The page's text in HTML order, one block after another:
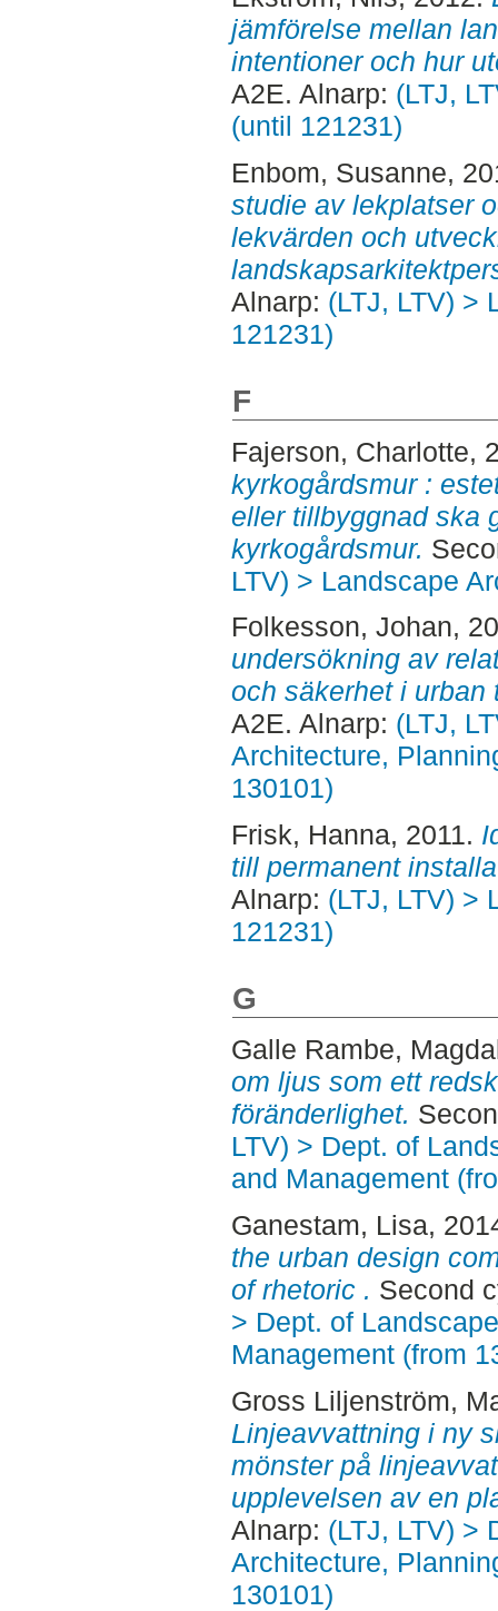
jämförelse mellan
intentioner och hur
A2E. Alnarp: (LTJ,
(until 121231)
Enbom, Susanne,
studie av lekplatser
lekvärden och
Alnarp: (LTJ, LTV) >
121231)
F
Fajerson, Charlotte,
kyrkogårdsmur :
eller tillbyggnad ska
kyrkogårdsmur.
LTV) > Landscape
Folkesson, Johan,
undersökning av
och säkerhet i urban
A2E. Alnarp: (LTJ,
Architecture,
130101)
Frisk, Hanna, 2011.
till permanent
Alnarp: (LTJ, LTV) >
121231)
G
Galle Rambe,
om ljus som ett
föränderlighet.
LTV) > Dept. of
and Management
Ganestam, Lisa,
the urban design
of rhetoric . Second
> Dept. of
Management (from
Gross Liljenström,
Linjeavvattning i ny
mönster på
upplevelsen av en
Alnarp: (LTJ, LTV) >
Architecture,
130101)